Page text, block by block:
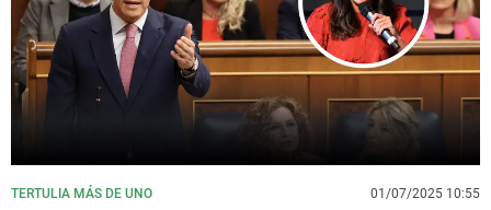
La rosa de los vientos
Gente viajera
Como el perro y el
Caso
Retornados
Equipo de
Operación Viuda
Extremadura
Galicia
La Rioja
Navarra
País Vasco
Virales
Televisión
Elecciones
TERTULIA MÁS DE UNO 01/07/2025 10:55